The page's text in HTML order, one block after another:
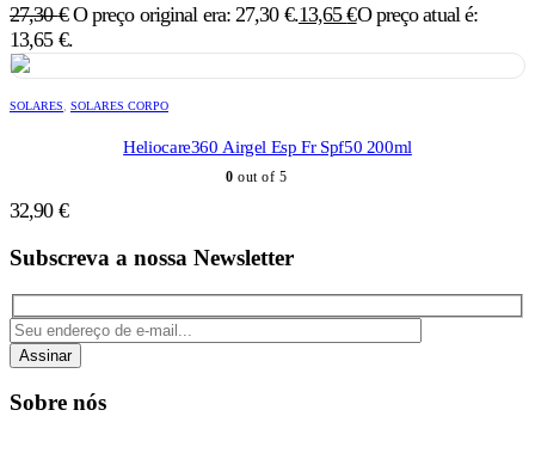
27,30€ O preço original era: 27,30 €.13,65€O preço atual é:
13,65 €.
SOLARES SOLARES CORPO
Heliocare360 Airgel Esp Fr Spf50 200ml
0 out of 5
32,90 €
Subscreva a nossa Newsletter
Assinar
Sobre nós